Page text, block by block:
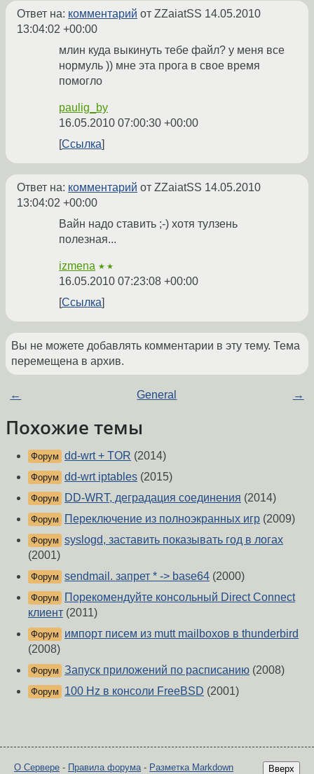
Ответ на: комментарий от ZZaiatSS 14.05.2010
13:04:02 +00:00
млин куда выкинуть тебе файл? у меня все
нормуль )) мне эта прога в свое время
помогло
paulig_by
16.05.2010 07:00:30 +00:00
Ссылка
Ответ на: комментарий от ZZaiatSS 14.05.2010
13:04:02 +00:00
Вайн надо ставить ;-) хотя тулзень
полезная...
izmena ★★
16.05.2010 07:23:08 +00:00
Ссылка
Вы не можете добавлять комментарии в эту тему. Тема
перемещена в архив.
← General →
Похожие темы
Форум dd-wrt + TOR (2014)
Форум dd-wrt iptables (2015)
Форум DD-WRT, деградация соединения (2014)
Форум Переключение из полноэкранных игр (2009)
Форум syslogd, заставить показывать год в логах
(2001)
Форум sendmail. запрет * -> base64 (2000)
Форум
Порекомендуйте консольный Direct Connect
клиент (2011)
Форум
импорт писем из mutt mailboxов в thunderbird
(2008)
Форум Запуск приложений по расписанию (2008)
Форум 100 Hz в консоли FreeBSD (2001)
Вверх
О Сервере - Правила форума - Разметка Markdown